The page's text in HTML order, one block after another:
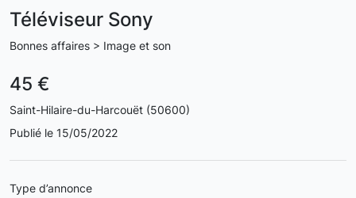
Téléviseur Sony
Bonnes affaires > Image et son
45 €
Saint-Hilaire-du-Harcouët (50600)
Publié le 15/05/2022
Type d’annonce